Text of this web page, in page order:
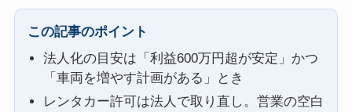
この記事のポイント
法人化の目安は「利益600万円超が安定」かつ
「車両を増やす計画がある」とき
レンタカー許可は法人で取り直し。営業の空白